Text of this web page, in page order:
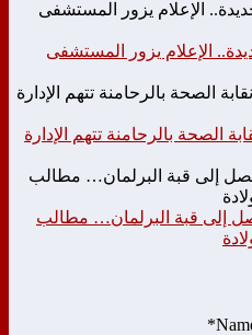
الإعلام يزور المستشفى
الصحة بالرحامنة تتهم الإدارة
إلى قبة البرلمان… مطالب